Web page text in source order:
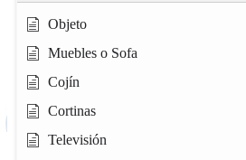
Objeto
Muebles o Sofa
Cojín
Cortinas
Televisión